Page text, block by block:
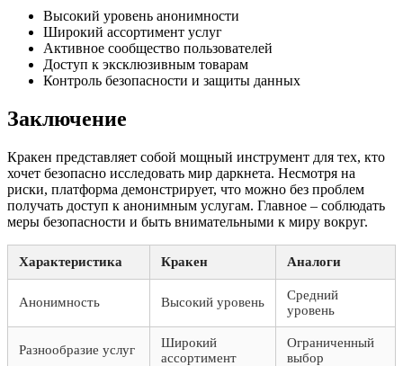
Высокий уровень анонимности
Широкий ассортимент услуг
Активное сообщество пользователей
Доступ к эксклюзивным товарам
Контроль безопасности и защиты данных
Заключение
Кракен представляет собой мощный инструмент для тех, кто
хочет безопасно исследовать мир даркнета. Несмотря на
риски, платформа демонстрирует, что можно без проблем
получать доступ к анонимным услугам. Главное – соблюдать
меры безопасности и быть внимательными к миру вокруг.
Характеристика Кракен Аналоги
Анонимность Высокий уровень
Средний
уровень
Разнообразие услуг
Широкий
ассортимент
Ограниченный
выбор